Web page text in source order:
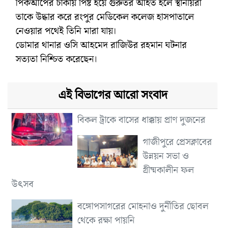
পিকআপের চাকায় পিষ্ট হয়ে গুরুতর আহত হলে স্থানীয়রা
তাকে উদ্ধার করে রংপুর মেডিকেল কলেজ হাসপাতালে
নেওয়ার পথেই তিনি মারা যায়।
ডোমার থানার ওসি আহমেদ রাজিউর রহমান ঘটনার
সত্যতা নিশ্চিত করেছেন।
এই বিভাগের আরো সংবাদ
বিকল ট্রাকে বাসের ধাক্কায় প্রাণ দুজনের
গাজীপুরে প্রেসক্লাবের
উন্নয়ন সভা ও
গ্রীষ্মকালীন ফল
উৎসব
বঙ্গোপসাগরের মোহনাও দুর্নীতির ছোবল
থেকে রক্ষা পায়নি